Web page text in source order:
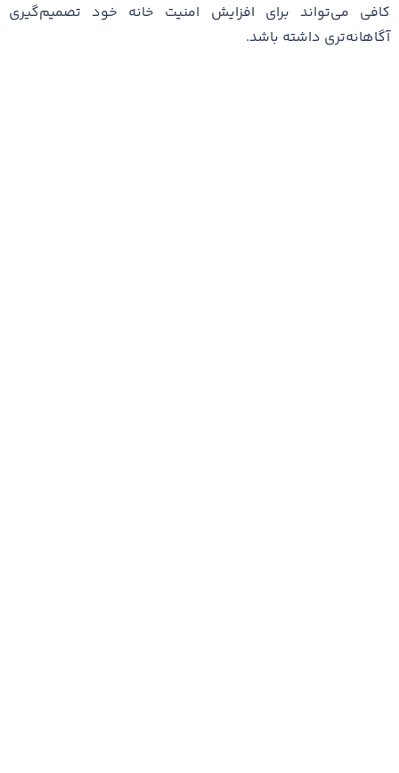
کافی می‌تواند برای افزایش امنیت خانه خود تصمیم‌گیری
آگاهانه‌تری داشته باشد.